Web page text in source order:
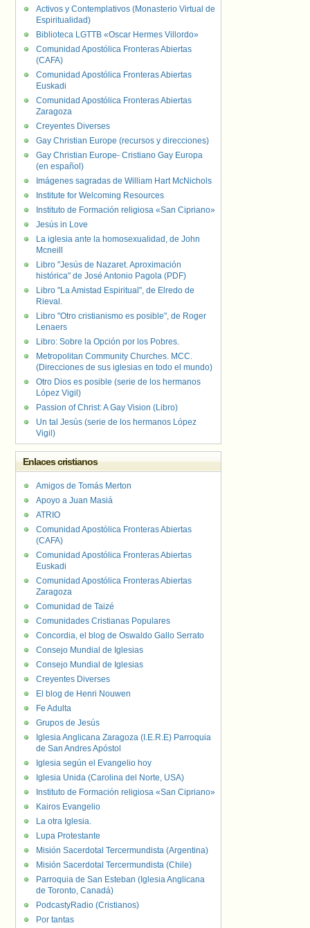
Activos y Contemplativos (Monasterio Virtual de
Espiritualidad)
Biblioteca LGTTB «Oscar Hermes Villordo»
Comunidad Apostólica Fronteras Abiertas
(CAFA)
Comunidad Apostólica Fronteras Abiertas
Euskadi
Comunidad Apostólica Fronteras Abiertas
Zaragoza
Creyentes Diverses
Gay Christian Europe (recursos y direcciones)
Gay Christian Europe- Cristiano Gay Europa
(en español)
Imágenes sagradas de William Hart McNichols
Institute for Welcoming Resources
Instituto de Formación religiosa «San Cipriano»
Jesús in Love
La iglesia ante la homosexualidad, de John
Mcneill
Libro "Jesús de Nazaret. Aproximación
histórica" de José Antonio Pagola (PDF)
Libro "La Amistad Espiritual", de Elredo de
Rieval.
Libro "Otro cristianismo es posible", de Roger
Lenaers
Libro: Sobre la Opción por los Pobres.
Metropolitan Community Churches. MCC.
(Direcciones de sus iglesias en todo el mundo)
Otro Dios es posible (serie de los hermanos
López Vigil)
Passion of Christ: A Gay Vision (Libro)
Un tal Jesús (serie de los hermanos López
Vigil)
Enlaces cristianos
Amigos de Tomás Merton
Apoyo a Juan Masiá
ATRIO
Comunidad Apostólica Fronteras Abiertas
(CAFA)
Comunidad Apostólica Fronteras Abiertas
Euskadi
Comunidad Apostólica Fronteras Abiertas
Zaragoza
Comunidad de Taizé
Comunidades Cristianas Populares
Concordia, el blog de Oswaldo Gallo Serrato
Consejo Mundial de Iglesias
Consejo Mundial de Iglesias
Creyentes Diverses
El blog de Henri Nouwen
Fe Adulta
Grupos de Jesús
Iglesia Anglicana Zaragoza (I.E.R.E) Parroquia
de San Andres Apóstol
Iglesia según el Evangelio hoy
Iglesia Unida (Carolina del Norte, USA)
Instituto de Formación religiosa «San Cipriano»
Kairos Evangelio
La otra Iglesia.
Lupa Protestante
Misión Sacerdotal Tercermundista (Argentina)
Misión Sacerdotal Tercermundista (Chile)
Parroquia de San Esteban (Iglesia Anglicana
de Toronto, Canadá)
PodcastyRadio (Cristianos)
Por tantas